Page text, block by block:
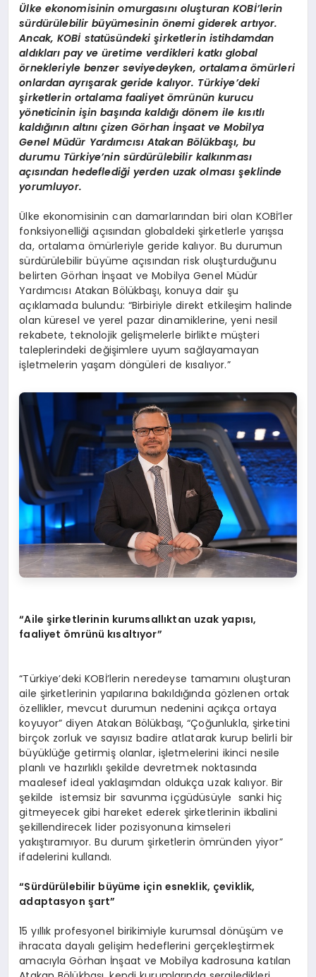
Ülke ekonomisinin omurgasını oluşturan KOBİ’lerin
sürdürülebilir büyümesinin önemi giderek artıyor.
Ancak,KOBİ statüsündeki şirketlerin istihdamdan
aldıkları pay ve üretime verdikleri katkı global
örnekleriyle benzer seviyedeyken, ortalama ömürleri
onlardan ayrışarak geride kalıyor. Türkiye’deki
şirketlerin ortalama faaliyet ömrünün kurucu
yöneticinin işin başında kaldığı dönem ile kısıtlı
kaldığının altını çizen Görhan İnşaat ve Mobilya
Genel Müdür Yardımcısı Atakan Bölükbaşı, bu
durumu Türkiye’nin sürdürülebilir kalkınması
açısından hedeflediği yerden uzak olması şeklinde
yorumluyor.
Ülke ekonomisinin can damarlarından biri olan KOBİ’ler
fonksiyonelliği açısından globaldeki şirketlerle yarışsa
da, ortalama ömürleriyle geride kalıyor. Bu durumun
sürdürülebilir büyüme açısından risk oluşturduğunu
belirten Görhan İnşaat ve Mobilya Genel Müdür
Yardımcısı Atakan Bölükbaşı, konuya dair şu
açıklamada bulundu: “Birbiriyle direkt etkileşim halinde
olan küresel ve yerel pazar dinamiklerine, yeni nesil
rekabete, teknolojik gelişmelerle birlikte müşteri
taleplerindeki değişimlere uyum sağlayamayan
işletmelerin yaşam döngüleri de kısalıyor.”
“Aile şirketlerinin kurumsallıktan uzak yapısı,
faaliyet ömrünü kısaltıyor”
“Türkiye’deki KOBİ’lerin neredeyse tamamını oluşturan
aile şirketlerinin yapılarına bakıldığında gözlenen ortak
özellikler, mevcut durumun nedenini açıkça ortaya
koyuyor” diyen Atakan Bölükbaşı, “Çoğunlukla, şirketini
birçok zorluk ve sayısız badire atlatarak kurup belirli bir
büyüklüğe getirmiş olanlar, işletmelerini ikinci nesile
planlı ve hazırlıklı şekilde devretmek noktasında
maalesef ideal yaklaşımdan oldukça uzak kalıyor. Bir
şekilde istemsiz bir savunma içgüdüsüyle sanki hiç
gitmeyecek gibi hareket ederek şirketlerinin ikbalini
şekillendirecek lider pozisyonuna kimseleri
yakıştıramıyor. Bu durum şirketlerin ömründen yiyor”
ifadelerini kullandı.
“Sürdürülebilir büyüme için esneklik, çeviklik,
adaptasyon şart”
15 yıllık profesyonel birikimiyle kurumsal dönüşüm ve
ihracata dayalı gelişim hedeflerini gerçekleştirmek
amacıyla Görhan İnşaat ve Mobilya kadrosuna katılan